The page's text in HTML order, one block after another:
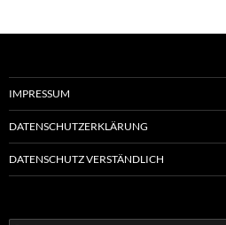
IMPRESSUM
DATENSCHUTZERKLÄRUNG
DATENSCHUTZ VERSTÄNDLICH